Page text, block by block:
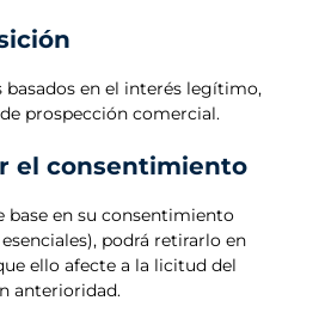
en el interés legítimo,
prospección comercial.
el consentimiento
base en su consentimiento
podrá retirarlo en
ello afecte a la licitud del
anterioridad.